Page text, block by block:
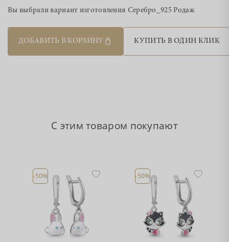
Вы выбрали вариант изготовления Серебро_925 Родаж
ДОБАВИТЬ В КОРЗИНУ КУПИТЬ В ОДИН КЛИК
С этим товаром покупают
-50%
Есть в наличии
-50%
Есть в наличии